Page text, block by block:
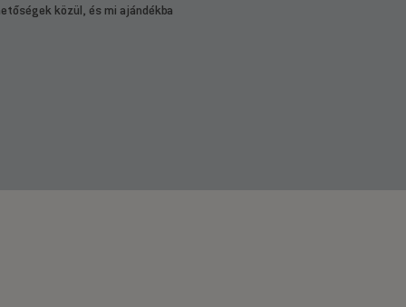
közül, és mi ajándékba